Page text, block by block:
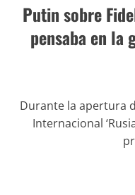
Putin sobre
pensaba en la
Durante la apertura
Internacional